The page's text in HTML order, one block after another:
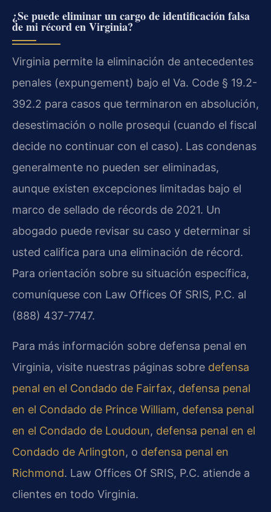
¿Se puede eliminar un cargo de identificación falsa
de mi récord en Virginia?
Virginia permite la eliminación de antecedentes
penales (expungement) bajo el Va. Code § 19.2-
392.2 para casos que terminaron en absolución,
desestimación o nolle prosequi (cuando el fiscal
decide no continuar con el caso). Las condenas
generalmente no pueden ser eliminadas,
aunque existen excepciones limitadas bajo el
marco de sellado de récords de 2021. Un
abogado puede revisar su caso y determinar si
usted califica para una eliminación de récord.
Para orientación sobre su situación específica,
comuníquese con Law Offices Of SRIS, P.C. al
(888) 437-7747.
Para más información sobre defensa penal en
Virginia, visite nuestras páginas sobre defensa
penal en el Condado de Fairfax, defensa penal
en el Condado de Prince William, defensa penal
en el Condado de Loudoun, defensa penal en el
Condado de Arlington, o defensa penal en
Richmond. Law Offices Of SRIS, P.C. atiende a
clientes en todo Virginia.